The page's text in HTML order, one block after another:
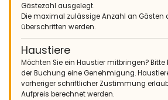
Gästezahl ausgelegt.
Die maximal zulässige Anzahl an Gästen
überschritten werden.
Haustiere
Möchten Sie ein Haustier mitbringen? Bitte
der Buchung eine Genehmigung.
vorheriger schriftlicher Zustimmung
Aufpreis berechnet werden.